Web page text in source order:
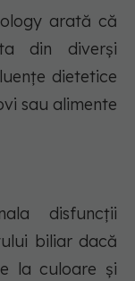
arată că
din diverși
dietetice
sau alimente
disfuncții
biliar dacă
la culoare și